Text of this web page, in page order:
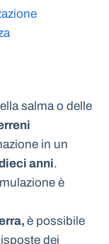
salma o delle
in un
anni.
è
è possibile
dei